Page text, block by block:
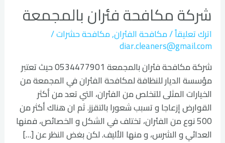
شركة مكافحة فئران بالمجمعة
اترك تعليقاً/مكافحة الفئران,مكافحة حشرات/
diar.cleaners@gmail.com
شركة مكافحة فئران بالمجمعة 0534477901 حيث تعتبر
مؤسسة الديار للنظافة لمكافحة الفئران في المجمعة من
الخيارات المثلى للتخلص من الفئران، التي تعد من أكثر
القوارض إزعاجا و تسبب شعورا بالتقزز. ثم ان هناك أكثر من
500 نوع من الفئران، تختلف في الشكل و الخصائص، فمنها
العدائي و الشرس، و منها الأليف. لكن بغض النظر عن […]
فئران
بالمجمعة